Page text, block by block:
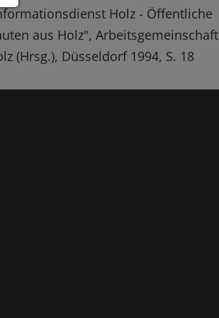
Holz - Öffentliche
aus Holz", Arbeitsgemeinschaft
(Hrsg.), Düsseldorf 1994, S. 18